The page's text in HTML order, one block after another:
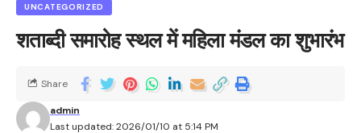
UNCATEGORIZED
शताब्दी समारोह स्थल में महिला मंडल का शुभारंभ
Last updated: 2026/01/10 at 5:14 PM
admin
Share